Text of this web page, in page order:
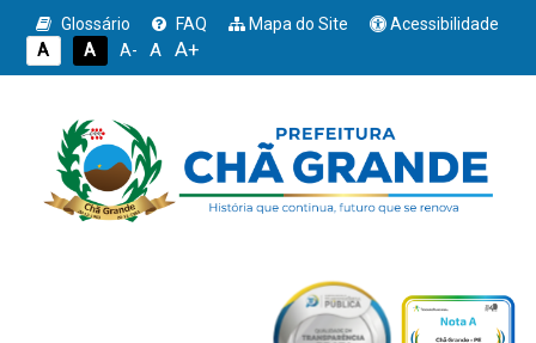
Glossário FAQ Mapa do Site
Acessibilidade
A
A A- A A+